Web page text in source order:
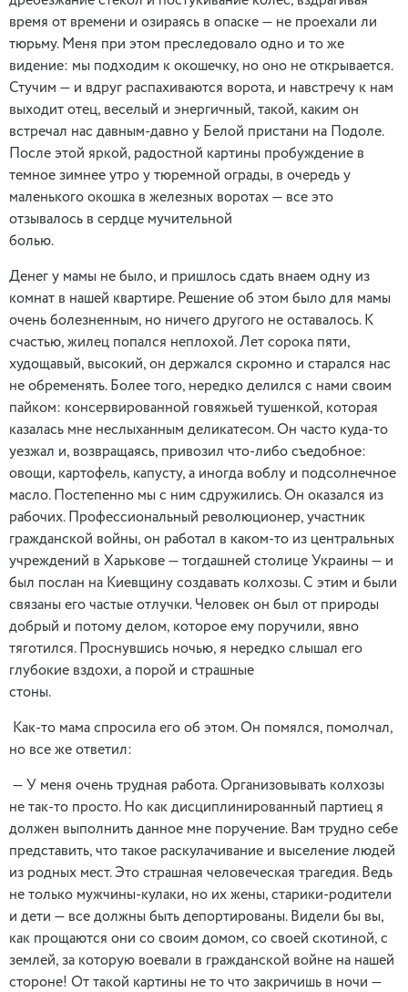
время от времени и озираясь в опаске — не проехали ли
тюрьму. Меня при этом преследовало одно и то же
видение: мы подходим к окошечку, но оно не открывается.
Стучим — и вдруг распахиваются ворота, и навстречу к нам
выходит отец, веселый и энергичный, такой, каким он
встречал нас давным-давно у Белой пристани на Подоле.
После этой яркой, радостной картины пробуждение в
темное зимнее утро у тюремной ограды, в очередь у
маленького окошка в железных воротах — все это
отзывалось в сердце мучительной
болью.
Денег у мамы не было, и пришлось сдать внаем одну из
комнат в нашей квартире. Решение об этом было для мамы
очень болезненным, но ничего другого не оставалось. К
счастью, жилец попался неплохой. Лет сорока пяти,
худощавый, высокий, он держался скромно и старался нас
не обременять. Более того, нередко делился с нами своим
пайком: консервированной говяжьей тушенкой, которая
казалась мне неслыханным деликатесом. Он часто куда-то
уезжал и, возвращаясь, привозил что-либо съедобное:
овощи, картофель, капусту, а иногда воблу и подсолнечное
масло. Постепенно мы с ним сдружились. Он оказался из
рабочих. Профессиональный революционер, участник
гражданской войны, он работал в каком-то из центральных
учреждений в Харькове — тогдашней столице Украины — и
был послан на Киевщину создавать колхозы. С этим и были
связаны его частые отлучки. Человек он был от природы
добрый и потому делом, которое ему поручили, явно
тяготился. Проснувшись ночью, я нередко слышал его
глубокие вздохи, а порой и страшные
стоны.
Как-то мама спросила его об этом. Он помялся, помолчал,
но все же ответил:
— У меня очень трудная работа. Организовывать колхозы
не так-то просто. Но как дисциплинированный партиец я
должен выполнить данное мне поручение. Вам трудно себе
представить, что такое раскулачивание и выселение людей
из родных мест. Это страшная человеческая трагедия. Ведь
не только мужчины-кулаки, но их жены, старики-родители
и дети — все должны быть депортированы. Видели бы вы,
как прощаются они со своим домом, со своей скотиной, с
землей, за которую воевали в гражданской войне на нашей
стороне! От такой картины не то что закричишь в ночи —